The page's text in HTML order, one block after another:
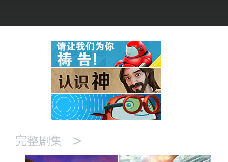
完整剧集 >